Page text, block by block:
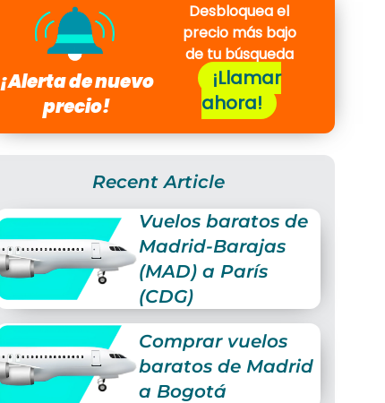
¡Alerta de nuevo
precio!
Desbloquea el
precio más bajo
de tu búsqueda
¡Llamar
ahora!
Recent Article
Vuelos baratos de
Madrid-Barajas
(MAD) a París
(CDG)
Comprar vuelos
baratos de Madrid
a Bogotá